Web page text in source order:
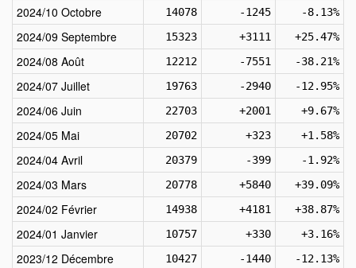
2024/10 Octobre 14078 -1245 -8.13%
2024/09 Septembre 15323 +3111 +25.47%
2024/08 Août 12212 -7551 -38.21%
2024/07 Juillet 19763 -2940 -12.95%
2024/06 Juin 22703 +2001 +9.67%
2024/05 Mai 20702 +323 +1.58%
2024/04 Avril 20379 -399 -1.92%
2024/03 Mars 20778 +5840 +39.09%
2024/02 Février 14938 +4181 +38.87%
2024/01 Janvier 10757 +330 +3.16%
2023/12 Décembre 10427 -1440 -12.13%